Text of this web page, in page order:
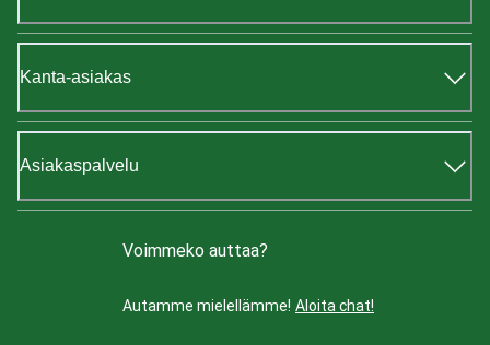
Kanta-asiakas
Asiakaspalvelu
Voimmeko auttaa?
Autamme mielellämme! Aloita chat!